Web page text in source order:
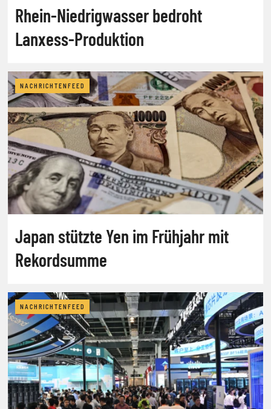
Rhein-Niedrigwasser bedroht
Lanxess-Produktion
NACHRICHTENFEED
Japan stützte Yen im Frühjahr mit
Rekordsumme
NACHRICHTENFEED